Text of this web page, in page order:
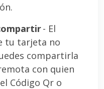
- El
tu tarjeta no
compartirla
con quien
Código Qr o